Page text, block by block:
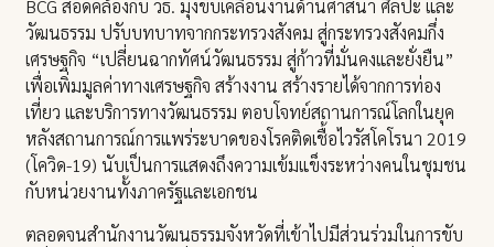
BCG สอดคล้องกับ วธ. มุ่งขับเคลื่อนงานด้านศาสนา ศิลปะ และ
วัฒนธรรม ปรับบทบาทจากกระทรวงสังคม สู่กระทรวงสังคมกึ่ง
เศรษฐกิจ “เปลี่ยนฉากทัศน์วัฒนธรรม สู่ก้าวที่มั่นคงและยั่งยืน”
เพื่อเพิ่มมูลค่าทางเศรษฐกิจ สร้างงาน สร้างรายได้จากการท่อง
เที่ยว และบริการทางวัฒนธรรม ตอบโจทย์สถานการณ์โลกในยุค
หลังสถานการณ์การแพร่ระบาดของโรคติดเชื้อไวรัสโคโรนา 2019
(โควิด-19) นับเป็นการแสดงถึงความเข้มแข็งระหว่างคนในชุมชน
กับหน่วยงานทั้งภาครัฐและเอกชน
ตลอดจนสำนักงานวัฒนธรรมจังหวัดที่เข้าไปมีส่วนร่วมในการขับ